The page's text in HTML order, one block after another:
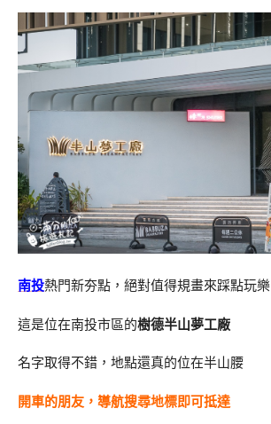
南投熱門新夯點，絕對值得規畫來踩點玩樂
這是位在南投市區的樹德半山夢工廠
名字取得不錯，地點還真的位在半山腰
開車的朋友，導航搜尋地標即可抵達